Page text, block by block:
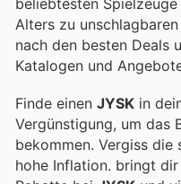
beliebtesten
Alters zu
nach den besten Deals
Katalogen und
Finde einen JYSK in
Vergünstigung, um das
bekommen. Vergiss die
hohe Inflation. bringt dir